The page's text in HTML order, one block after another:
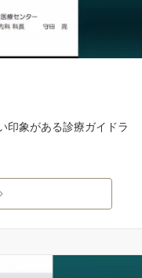
印象がある診療ガイドラ